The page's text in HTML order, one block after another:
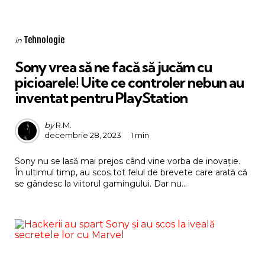
Categories
Posted
in Tehnologie
Sony vrea să ne facă să jucăm cu
picioarele! Uite ce controler nebun au
inventat pentru PlayStation
Posted
by
by R.M.
decembrie 28, 2023
1 min
Sony nu se lasă mai prejos când vine vorba de inovație.
În ultimul timp, au scos tot felul de brevete care arată că
se gândesc la viitorul gamingului. Dar nu...